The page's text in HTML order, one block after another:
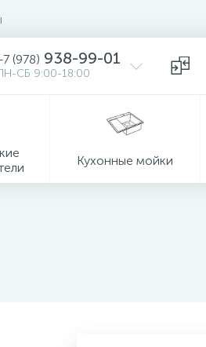
(978) 938-99-01
СБ 9:00-18:00
Кухонные мойки